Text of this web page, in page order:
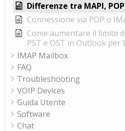
Differenze tra MAPI,
Connessione via POP o
Come aumentare il limite
PST e OST in Outlook per
IMAP Mailbox
FAQ
Troubleshooting
VOIP Devices
Guida Utente
Software
Chat